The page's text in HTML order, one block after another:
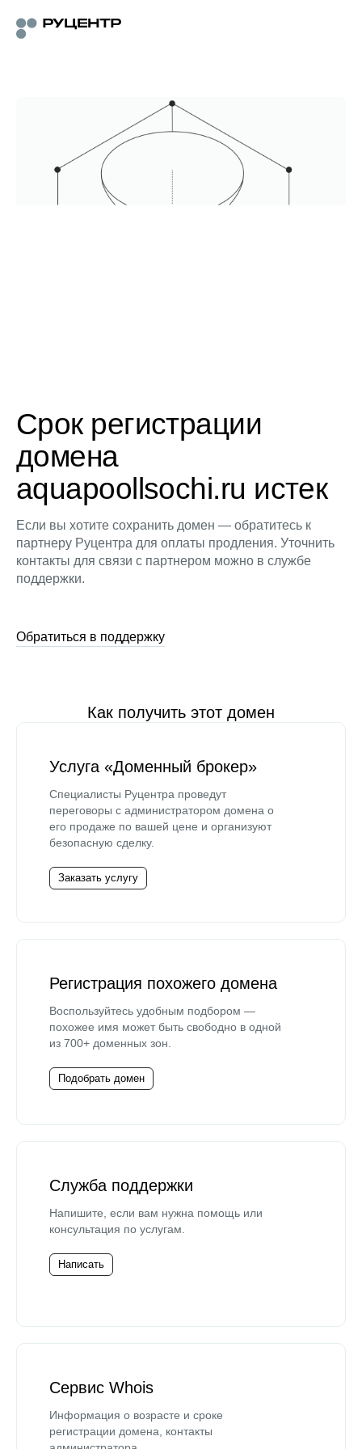
Срок регистрации
домена
aquapoollsochi.ru истек
Если вы хотите сохранить домен — обратитесь к
партнеру Руцентра для оплаты продления. Уточнить
контакты для связи с партнером можно в службе
поддержки.
Обратиться в поддержку
Как получить этот домен
Услуга «Доменный брокер»
Специалисты Руцентра проведут
переговоры с администратором домена о
его продаже по вашей цене и организуют
безопасную сделку.
Заказать услугу
Регистрация похожего домена
Воспользуйтесь удобным подбором —
похожее имя может быть свободно в одной
из 700+ доменных зон.
Подобрать домен
Служба поддержки
Напишите, если вам нужна помощь или
консультация по услугам.
Написать
Сервис Whois
Информация о возрасте и сроке
регистрации домена, контакты